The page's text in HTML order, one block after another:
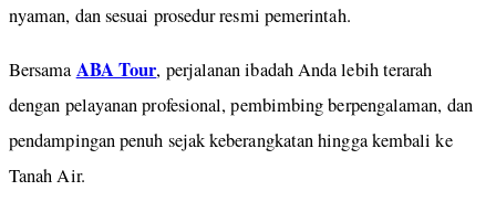
nyaman, dan sesuai prosedur resmi pemerintah.
Bersama ABA Tour, perjalanan ibadah Anda lebih terarah
dengan pelayanan profesional, pembimbing berpengalaman, dan
pendampingan penuh sejak keberangkatan hingga kembali ke
Tanah Air.